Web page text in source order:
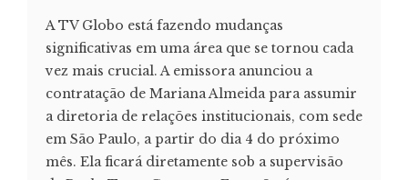
A TV Globo está fazendo mudanças
significativas em uma área que se tornou cada
vez mais crucial. A emissora anunciou a
contratação de Mariana Almeida para assumir
a diretoria de relações institucionais, com sede
em São Paulo, a partir do dia 4 do próximo
mês. Ela ficará diretamente sob a supervisão